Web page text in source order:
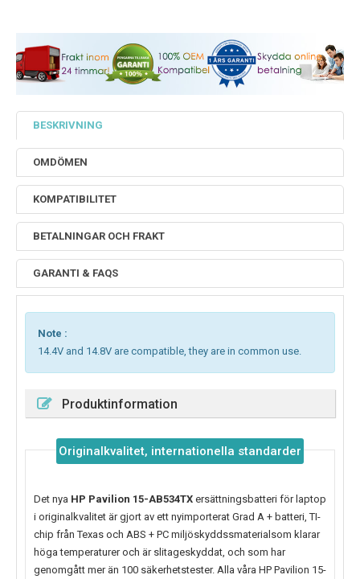
BESKRIVNING
OMDÖMEN
KOMPATIBILITET
BETALNINGAR OCH FRAKT
GARANTI & FAQS
Note :
14.4V and 14.8V are compatible, they are in common use.
Produktinformation
Originalkvalitet, internationella standarder
Det nya HP Pavilion 15-AB534TX ersättningsbatteri för laptop
i originalkvalitet är gjort av ett nyimporterat Grad A + batteri, TI-
chip från Texas och ABS + PC miljöskyddssmaterialsom klarar
höga temperaturer och är slitageskyddat, och som har
genomgått mer än 100 säkerhetstester. Alla våra HP Pavilion 15-